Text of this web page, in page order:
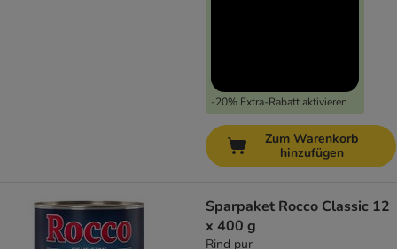
-20% Extra-Rabatt aktivieren
Zum Warenkorb
hinzufügen
Sparpaket Rocco Classic 12
x 400 g
Rind pur